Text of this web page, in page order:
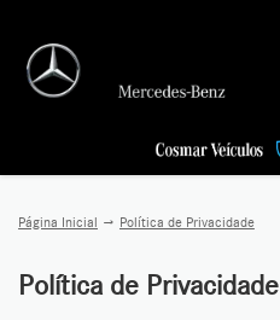
Página Inicial Política de Privacidade
Política de Privacidade